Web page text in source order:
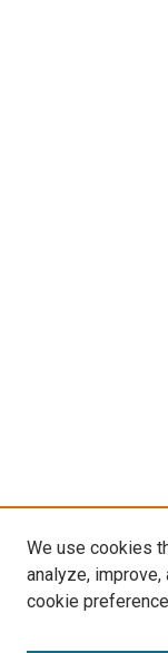
We use cookies
analyze, improve,
cookie